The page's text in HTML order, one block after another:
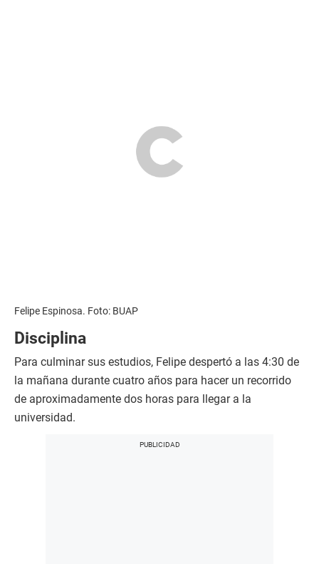
Felipe Espinosa. Foto: BUAP
Disciplina
Para culminar sus estudios, Felipe despertó a las 4:30 de
la mañana durante cuatro años para hacer un recorrido
de aproximadamente dos horas para llegar a la
universidad.